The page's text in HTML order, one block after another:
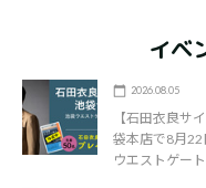
イベ
2026.08.05
【石田衣良サ
袋本店で8月
ウエストゲー